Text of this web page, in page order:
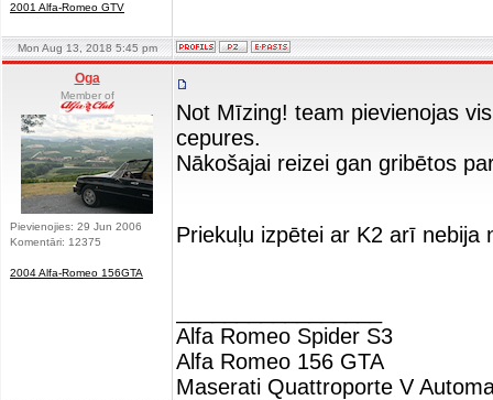
2001 Alfa-Romeo GTV
Mon Aug 13, 2018 5:45 pm
Oga
Member of
Pievienojies: 29 Jun 2006
Komentāri: 12375
2004 Alfa-Romeo 156GTA
Not Mīzing! team pievienojas
cepures.
Nākošajai reizei gan gribētos
Priekuļu izpētei ar K2 arī
Alfa Romeo Spider S3
Alfa Romeo 156 GTA
Maserati Quattroporte V